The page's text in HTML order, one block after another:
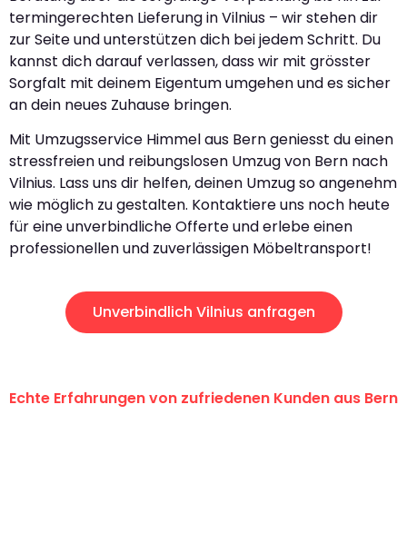
termingerechten Lieferung in Vilnius – wir stehen dir
zur Seite und unterstützen dich bei jedem Schritt. Du
kannst dich darauf verlassen, dass wir mit grösster
Sorgfalt mit deinem Eigentum umgehen und es sicher
an dein neues Zuhause bringen.
Mit Umzugsservice Himmel aus Bern geniesst du einen
stressfreien und reibungslosen Umzug von Bern nach
Vilnius. Lass uns dir helfen, deinen Umzug so angenehm
wie möglich zu gestalten. Kontaktiere uns noch heute
für eine unverbindliche Offerte und erlebe einen
professionellen und zuverlässigen Möbeltransport!
Unverbindlich Vilnius anfragen
Echte Erfahrungen von zufriedenen Kunden aus Bern